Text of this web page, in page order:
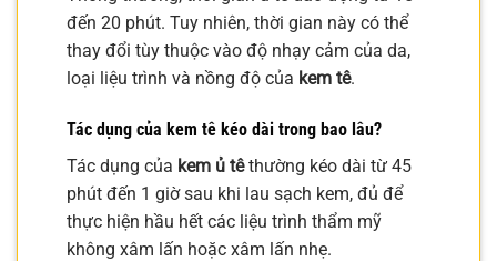
đến 20 phút. Tuy nhiên, thời gian này có thể
thay đổi tùy thuộc vào độ nhạy cảm của da,
loại liệu trình và nồng độ của kem tê.
Tác dụng của kem tê kéo dài trong bao lâu?
Tác dụng của kem ủ têthường kéo dài từ 45
phút đến 1 giờ sau khi lau sạch kem, đủ để
thực hiện hầu hết các liệu trình thẩm mỹ
không xâm lấn hoặc xâm lấn nhẹ.